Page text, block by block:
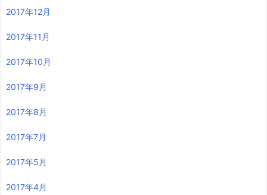
2017年12月
2017年11月
2017年10月
2017年9月
2017年8月
2017年7月
2017年5月
2017年4月